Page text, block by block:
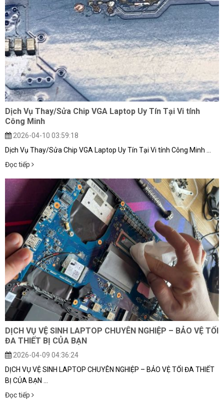
Dịch Vụ Thay/Sửa Chip VGA Laptop Uy Tín Tại Vi tính
Công Minh
2026-04-10 03:59:18
Dịch Vụ Thay/Sửa Chip VGA Laptop Uy Tín Tại Vi tính Công Minh ...
Đọc tiếp
DỊCH VỤ VỆ SINH LAPTOP CHUYÊN NGHIỆP – BẢO VỆ TỐI
ĐA THIẾT BỊ CỦA BẠN
2026-04-09 04:36:24
DỊCH VỤ VỆ SINH LAPTOP CHUYÊN NGHIỆP – BẢO VỆ TỐI ĐA THIẾT
BỊ CỦA BẠN ...
Đọc tiếp